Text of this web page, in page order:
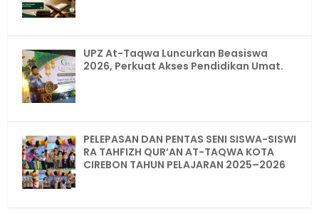
UPZ At-Taqwa Luncurkan Beasiswa
2026, Perkuat Akses Pendidikan Umat.
PELEPASAN DAN PENTAS SENI SISWA-SISWI
RA TAHFIZH QUR’AN AT-TAQWA KOTA
CIREBON TAHUN PELAJARAN 2025–2026